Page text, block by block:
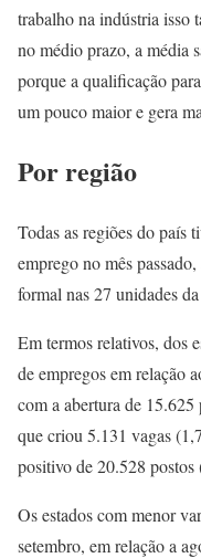
trabalho na indústria isso
no médio prazo, a média
porque a qualificação
um pouco maior e gera
Por região
Todas as regiões do país
emprego no mês
formal nas 27 unidades
Em termos relativos, dos
de empregos em relação
com a abertura de
que criou 5.131 vagas
positivo de 20.528 postos
Os estados com menor
setembro, em relação a